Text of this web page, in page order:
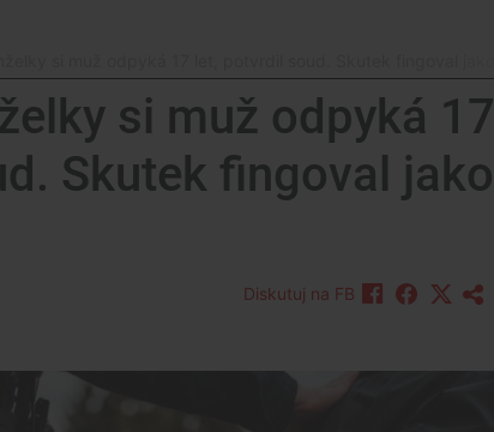
si muž odpyká 17
Skutek fingoval jako
Diskutuj na FB